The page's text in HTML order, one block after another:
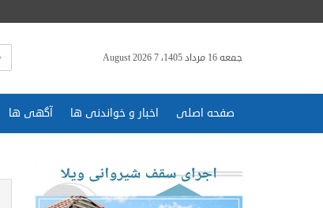
جمعه 16 مرداد 1405، 7 August 2026
صفحه اصلی اخبار و خواندنی ها آگهی ها